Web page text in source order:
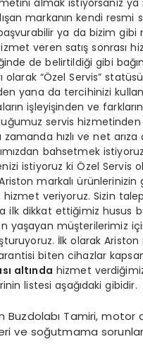
markanın kendi resmi
ya da bizim gibi
veren satış sonrası
de belirtildiği gibi
olarak “Özel Servis”
yana da tercihinizi
işleyişinden ve
servis hizmetinden
zamanda hızlı ve net
bahsetmek
istiyoruz ki Özel Servis
markalı
hizmet veriyoruz. Sizin
ilk dikkat ettiğimiz husus
yaşayan müşterilerimiz
İlk olarak Ariston
biten cihazlar
altında hizmet
listesi aşağıdaki gibidir.
Buzdolabı Tamiri, motor
ve soğutmama